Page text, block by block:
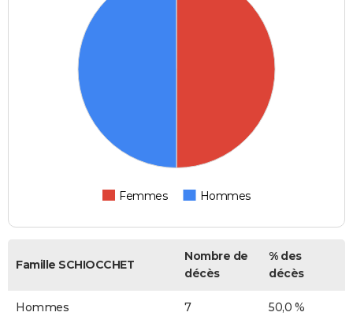
Femmes Hommes
Famille SCHIOCCHET
Nombre de
décès
% des
décès
Hommes 7 50,0 %